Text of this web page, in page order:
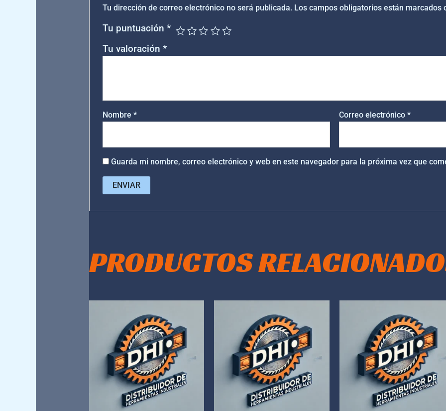
Tu dirección de correo electrónico no será publicada. Los campos obligatorios están marcados
Tu puntuación*
Tu valoración*
Nombre* Correo electrónico*
Guarda mi nombre, correo electrónico y web en este navegador para la próxima vez que
PRODUCTOS